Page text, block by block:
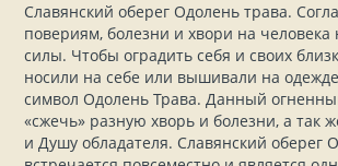
Славянский оберег Одолень трава.
повериям, болезни и хвори на
силы. Чтобы оградить себя и своих
носили на себе или вышивали на
символ Одолень Трава. Данный
«сжечь» разную хворь и болезни, а так
и Душу обладателя. Славянский оберег